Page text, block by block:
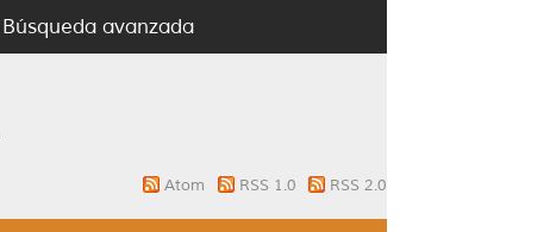
Búsqueda avanzada
Atom RSS 1.0 RSS 2.0